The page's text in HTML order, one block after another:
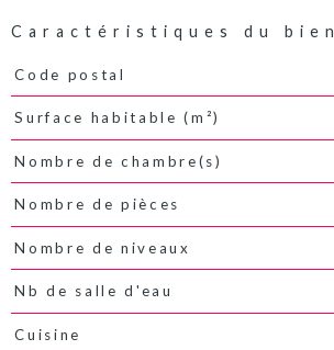
Caractéristiques du bien
Caractéristiques Valeurs
Code postal
Surface habitable (m²)
Nombre de chambre(s)
Nombre de pièces
Nombre de niveaux
Nb de salle d'eau
Cuisine